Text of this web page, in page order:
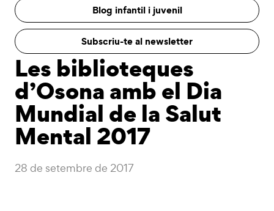
Blog infantil i juvenil
Subscriu-te al newsletter
Les biblioteques
d’Osona amb el Dia
Mundial de la Salut
Mental 2017
28 de setembre de 2017